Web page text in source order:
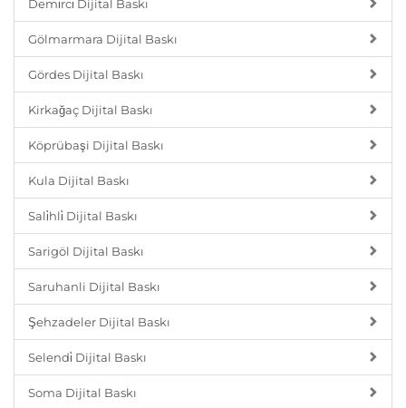
Demi̇rci̇ Dijital Baskı
Gölmarmara Dijital Baskı
Gördes Dijital Baskı
Kirkağaç Dijital Baskı
Köprübaşi Dijital Baskı
Kula Dijital Baskı
Sali̇hli̇ Dijital Baskı
Sarigöl Dijital Baskı
Saruhanli Dijital Baskı
Şehzadeler Dijital Baskı
Selendi̇ Dijital Baskı
Soma Dijital Baskı